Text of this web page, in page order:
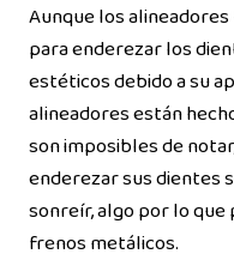
Aunque los
para enderezar los
estéticos debido a su
alineadores están
son imposibles de
enderezar sus dientes
sonreír, algo por lo que
frenos metálicos.